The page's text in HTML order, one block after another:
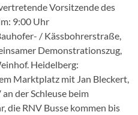
Vorsitzende des
9:00 Uhr
/ Kässbohrerstraße,
Demonstrationszug,
Heidelberg:
Marktplatz mit Jan Bleckert,
der Schleuse beim
die RNV Busse kommen bis